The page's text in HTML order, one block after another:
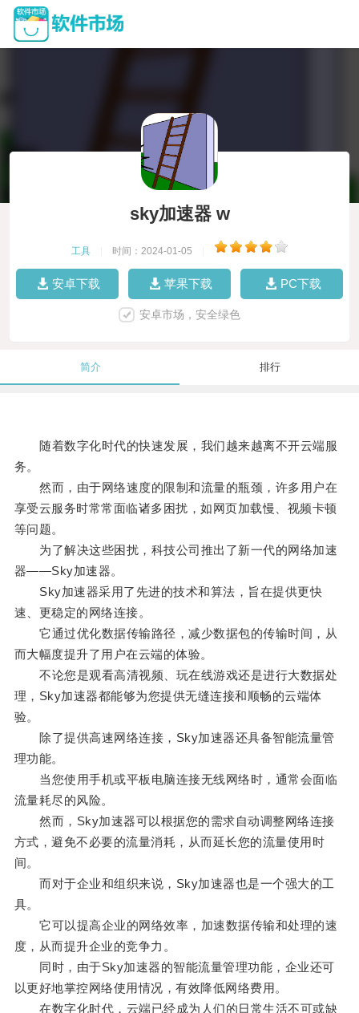
sky加速器 w
工具 时间：2024-01-05
安卓下载 苹果下载 PC下载
安卓市场，安全绿色
简介 排行
随着数字化时代的快速发展，我们越来越离不开云端服
务。
然而，由于网络速度的限制和流量的瓶颈，许多用户在
享受云服务时常常面临诸多困扰，如网页加载慢、视频卡顿
等问题。
为了解决这些困扰，科技公司推出了新一代的网络加速
器——Sky加速器。
Sky加速器采用了先进的技术和算法，旨在提供更快
速、更稳定的网络连接。
它通过优化数据传输路径，减少数据包的传输时间，从
而大幅度提升了用户在云端的体验。
不论您是观看高清视频、玩在线游戏还是进行大数据处
理，Sky加速器都能够为您提供无缝连接和顺畅的云端体
验。
除了提供高速网络连接，Sky加速器还具备智能流量管
理功能。
当您使用手机或平板电脑连接无线网络时，通常会面临
流量耗尽的风险。
然而，Sky加速器可以根据您的需求自动调整网络连接
方式，避免不必要的流量消耗，从而延长您的流量使用时
间。
而对于企业和组织来说，Sky加速器也是一个强大的工
具。
它可以提高企业的网络效率，加速数据传输和处理的速
度，从而提升企业的竞争力。
同时，由于Sky加速器的智能流量管理功能，企业还可
以更好地掌控网络使用情况，有效降低网络费用。
在数字化时代，云端已经成为人们的日常生活不可或缺